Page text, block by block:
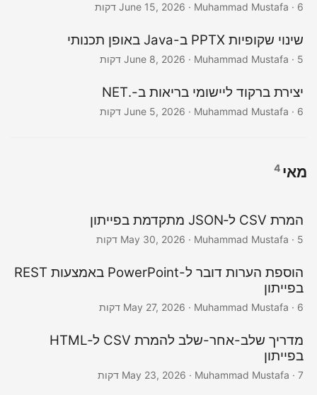
June 15, 2026 · Muhammad Mustafa · 6 דקות
שינוי שקופיות PPTX ב-Java באופן תכנותי
June 8, 2026 · Muhammad Mustafa · 5 דקות
יצירת ברקוד ליישומי בריאות ב-.NET
June 5, 2026 · Muhammad Mustafa · 6 דקות
מאי4
המרת CSV ל‑JSON מתקדמת בפייתון
May 30, 2026 · Muhammad Mustafa · 5 דקות
הוספת הערות דובר ל-PowerPoint באמצעות REST
בפייתון
May 27, 2026 · Muhammad Mustafa · 6 דקות
מדריך שלב-אחר-שלב להמרת CSV ל‑HTML
בפייתון
May 23, 2026 · Muhammad Mustafa · 7 דקות